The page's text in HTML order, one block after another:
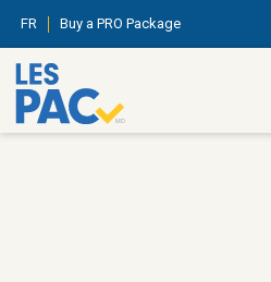
FR Buy a PRO Package